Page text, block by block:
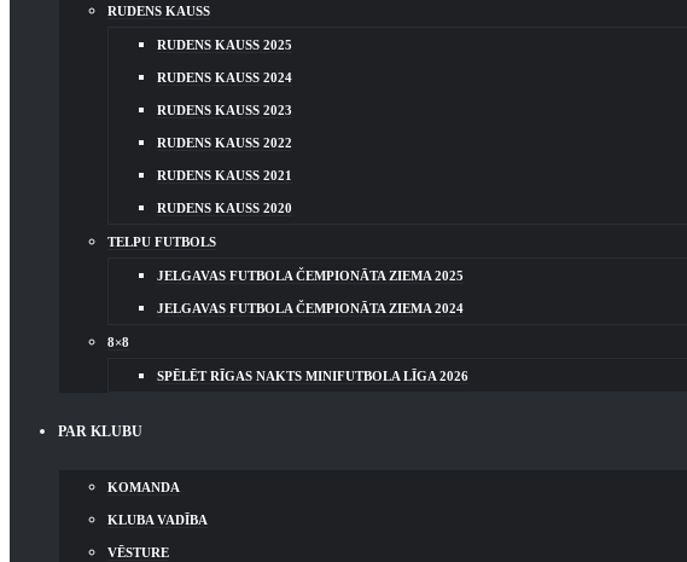
RUDENS KAUSS
RUDENS KAUSS 2025
RUDENS KAUSS 2024
RUDENS KAUSS 2023
RUDENS KAUSS 2022
RUDENS KAUSS 2021
RUDENS KAUSS 2020
TELPU FUTBOLS
JELGAVAS FUTBOLA ČEMPIONĀTA ZIEMA 2025
JELGAVAS FUTBOLA ČEMPIONĀTA ZIEMA 2024
8×8
SPĒLĒT RĪGAS NAKTS MINIFUTBOLA LĪGA 2026
PAR KLUBU
KOMANDA
KLUBA VADĪBA
VĒSTURE